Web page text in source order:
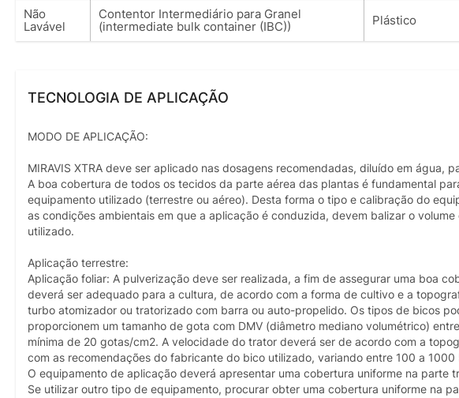
Não
Lavável
Contentor Intermediário para Granel
(intermediate bulk container (IBC))
Plástico
TECNOLOGIA DE APLICAÇÃO
MODO DE APLICAÇÃO:
MIRAVIS XTRA deve ser aplicado nas dosagens recomendadas, diluído em água,
A boa cobertura de todos os tecidos da parte aérea das plantas é fundamental
equipamento utilizado (terrestre ou aéreo). Desta forma o tipo e calibração do
as condições ambientais em que a aplicação é conduzida, devem balizar o
utilizado.
Aplicação terrestre:
Aplicação foliar: A pulverização deve ser realizada, a fim de assegurar uma boa
deverá ser adequado para a cultura, de acordo com a forma de cultivo e a
turbo atomizador ou tratorizado com barra ou auto-propelido. Os tipos de bicos
proporcionem um tamanho de gota com DMV (diâmetro mediano volumétrico)
mínima de 20 gotas/cm2. A velocidade do trator deverá ser de acordo com a
com as recomendações do fabricante do bico utilizado, variando entre 100 a 1000
O equipamento de aplicação deverá apresentar uma cobertura uniforme na parte
Se utilizar outro tipo de equipamento, procurar obter uma cobertura uniforme na